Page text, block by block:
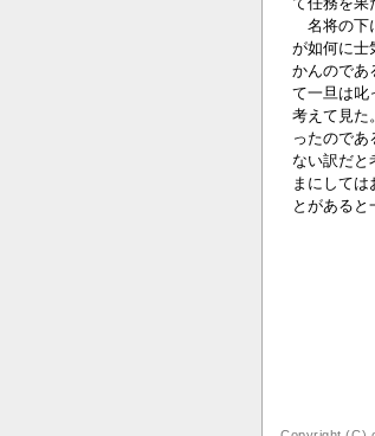
名将の下
が如何に士
かんのであ
て一旦は叱
考えて見た
ったので
ない訳だと
まにして
とがあると